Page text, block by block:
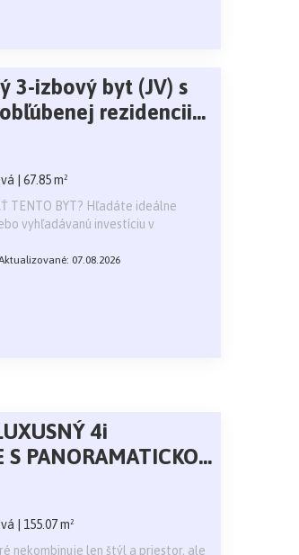
3-izbový byt (JV) s
rezidencii
| 67.85 m²
TENTO BYT? Hľadáte ideálne
vyhľadávanú investíciu v
07.08.2026
4i
S PANORAMATICKOU
| 155.07 m²
nekombinuje len štýl a priestor, ale